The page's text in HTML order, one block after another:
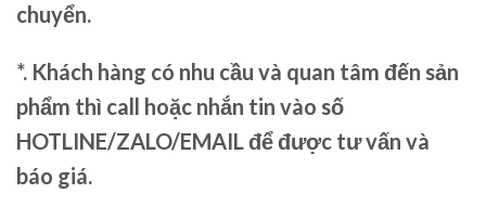
chuyển.
*. Khách hàng có nhu cầu và quan tâm đến sản
phẩm thì call hoặc nhắn tin vào số
HOTLINE/ZALO/EMAIL để được tư vấn và
báo giá.